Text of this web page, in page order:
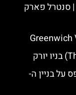
סנטרל פארק
על בניין ה-